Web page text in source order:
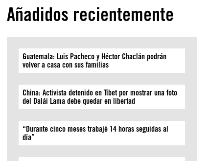
Añadidos recientemente
Guatemala: Luis Pacheco y Héctor Chaclán podrán
volver a casa con sus familias
China: Activista detenido en Tíbet por mostrar una foto
del Dalái Lama debe quedar en libertad
“Durante cinco meses trabajé 14 horas seguidas al
día”